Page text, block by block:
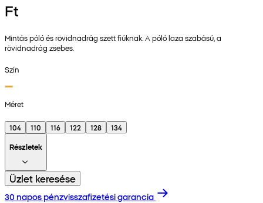
Ft
Mintás póló és rövidnadrág szett fiúknak. A póló laza szabású, a
rövidnadrág zsebes.
Szín
Méret
104 110 116 122 128
134
Részletek
Üzlet keresése
30 napos pénzvisszafizetési garancia